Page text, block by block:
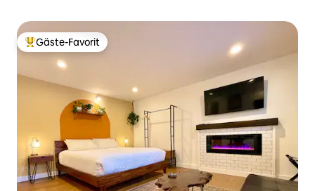
Beliebter Gäste-Favorit.
Gäste-Favorit